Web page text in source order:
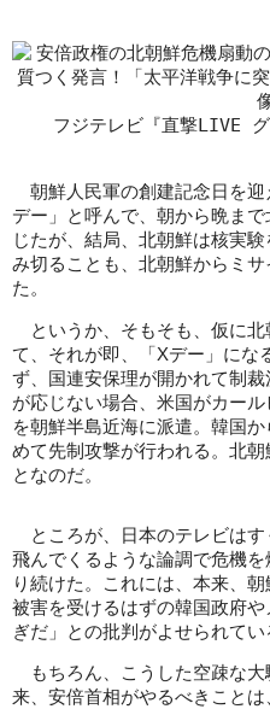
フジテレビ『直撃LIVE
朝鮮人民軍の創建記念日を迎
デー」と呼んで、朝から晩ま
じたが、結局、北朝鮮は核実
み切ることも、北朝鮮からミ
た。
というか、そもそも、仮に北
て、それが即、「Xデー」にな
ず、国連安保理が開かれて制
が応じない場合、米国がカー
を朝鮮半島近海に派遣。韓国
めて先制攻撃が行われる。北
となのだ。
ところが、日本のテレビはす
飛んでくるような論調で危機
り続けた。これには、本来、
被害を受けるはずの韓国政府
ぎだ」との批判がよせられてい
もちろん、こうした空疎な大
来、安倍首相がやるべきこと